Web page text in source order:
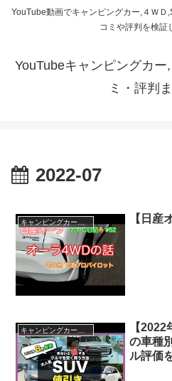
YouTube動画でキャンピングカー,４ＷＤ
コミや評判を検証
YouTubeキャンピングカ
ミ・評判
2022-07
【日産
キャンピングカー・SUV人気車種
【
の車種
ル評価